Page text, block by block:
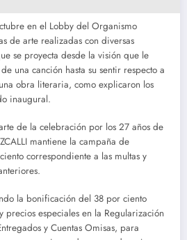
en el Lobby del Organismo
de arte realizadas con diversas
se proyecta desde la visión que le
una canción hasta su sentir respecto a
obra literaria, como explicaron los
inaugural.
de la celebración por los 27 años de
mantiene la campaña de
correspondiente a las multas y
la bonificación del 38 por ciento
precios especiales en la Regularización
y Cuentas Omisas, para